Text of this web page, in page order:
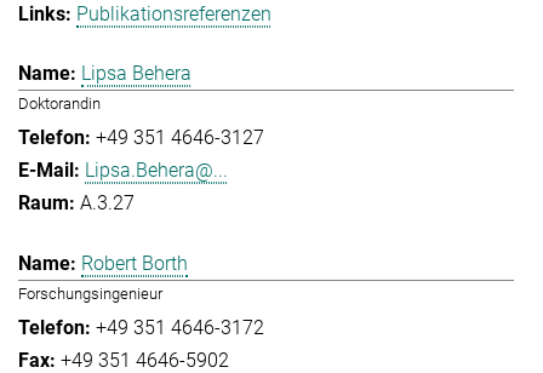
Publikationsreferenzen
Lipsa Behera
Doktorandin
+49 351 4646-3127
Lipsa.Behera@...
A.3.27
Robert Borth
Forschungsingenieur
+49 351 4646-3172
+49 351 4646-5902